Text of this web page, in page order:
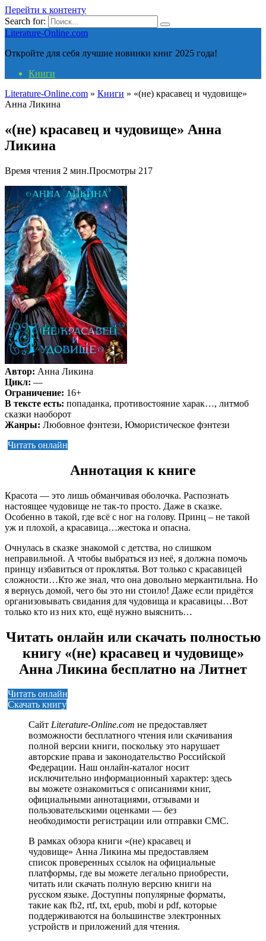
Перейти к контенту
Search for:
Literature-Online.com
Откройте для себя лучшие новинки книг 2025 года!
Книги
Literature-Online.com » Книги » «(не) красавец и чудовище»
Анна Ликина
«(не) красавец и чудовище» Анна
Ликина
Время чтения 2 мин.Просмотры 217
Автор: Анна Ликина
Цикл: —
Ограничение: 16+
В тексте есть: попаданка, противостояние харак…, литмоб
сказки наоборот
Жанры: Любовное фэнтези, Юмористическое фэнтези
Читать онлайн
Аннотация к книге
Красота — это лишь обманчивая оболочка. Распознать
настоящее чудовище не так-то просто. Даже в сказке.
Особенно в такой, где всё с ног на голову. Принц – не такой
уж и плохой, а красавица…жестока и опасна.
Очнулась в сказке знакомой с детства, но слишком
неправильной. А чтобы выбраться из неё, я должна помочь
принцу избавиться от проклятья. Вот только с красавицей
сложности…Кто же знал, что она довольно меркантильна. Но
я вернусь домой, чего бы это ни стоило! Даже если придётся
организовывать свидания для чудовища и красавицы…Вот
только кто из них кто, ещё нужно выяснить…
Читать онлайн или скачать полностью
книгу «(не) красавец и чудовище»
Анна Ликина бесплатно на Литнет
Читать онлайн
Скачать книгу
Сайт Literature-Online.com не предоставляет
возможности бесплатного чтения или скачивания
полной версии книги, поскольку это нарушает
авторские права и законодательство Российской
Федерации. Наш онлайн-каталог носит
исключительно информационный характер: здесь
вы можете ознакомиться с описаниями книг,
официальными аннотациями, отзывами и
пользовательскими оценками — без
необходимости регистрации или отправки СМС.
В рамках обзора книги «(не) красавец и
чудовище» Анна Ликина мы предоставляем
список проверенных ссылок на официальные
платформы, где вы можете легально приобрести,
читать или скачать полную версию книги на
русском языке. Доступны популярные форматы,
такие как fb2, rtf, txt, epub, mobi и pdf, которые
поддерживаются на большинстве электронных
устройств и приложений для чтения.